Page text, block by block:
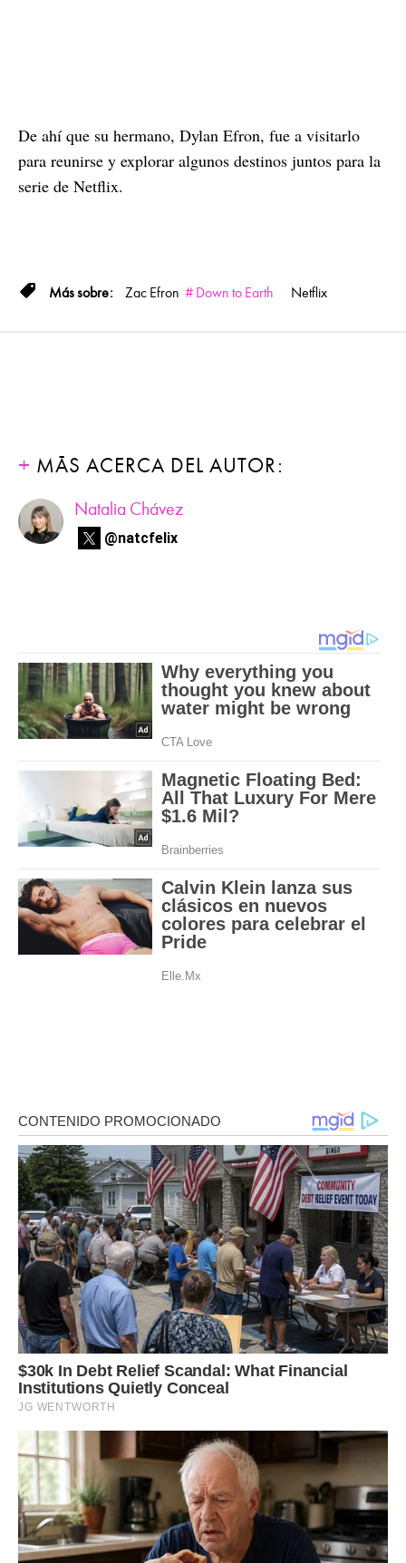
De ahí que su hermano, Dylan Efron, fue a visitarlo
para reunirse y explorar algunos destinos juntos para la
serie de Netflix.
Zac Efron Down to Earth Netflix
MÁS ACERCA DEL AUTOR:
Natalia Chávez
@natcfelix